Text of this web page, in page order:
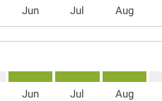
Jun Jul Aug
Jun Jul Aug